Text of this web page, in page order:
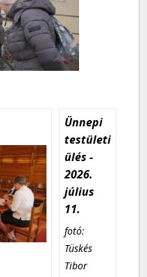
Ünnepi
testületi
ülés -
2026.
július
11.
fotó:
Tüskés
Tibor